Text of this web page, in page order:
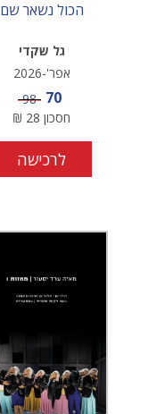
הכול נשאר שם
גל שקדי
אפר'-2026
מחיר מבצע
70 מחיר
98
חסכון 28
₪
לרכישה